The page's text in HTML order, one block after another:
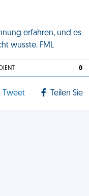
erfahren, und es
wusste. FML
0
Tweet Teilen Sie